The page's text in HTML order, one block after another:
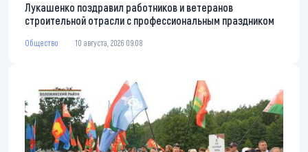
Лукашенко поздравил работников и ветеранов
строительной отрасли с профессиональным праздником
Общество 10 августа, 2026 09:08